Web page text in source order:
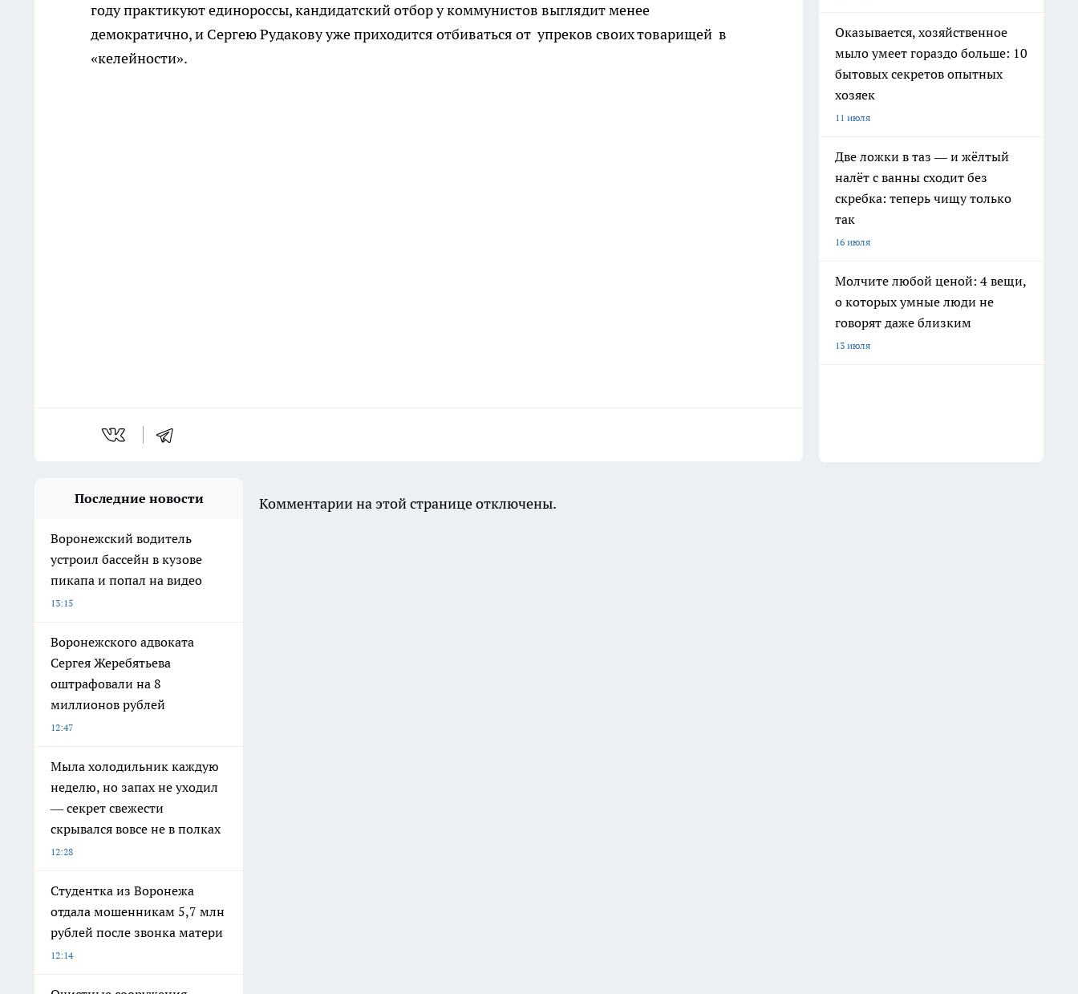
году практикуют единороссы, кандидатский отбор у коммунистов выглядит менее
демократично, и Сергею Рудакову уже приходится отбиваться от упреков своих товарищей в
«келейности».
Оказывается, хозяйственное
мыло умеет гораздо больше: 10
бытовых секретов опытных
хозяек
11 июля
Две ложки в таз — и жёлтый
налёт с ванны сходит без
скребка: теперь чищу только
так
16 июля
Молчите любой ценой: 4 вещи,
о которых умные люди не
говорят даже близким
13 июля
Последние новости
Воронежский водитель
устроил бассейн в кузове
пикапа и попал на видео
13:15
Воронежского адвоката
Сергея Жеребятьева
оштрафовали на 8
миллионов рублей
12:47
Мыла холодильник каждую
неделю, но запах не уходил
— секрет свежести
скрывался вовсе не в полках
12:28
Студентка из Воронежа
отдала мошенникам 5,7 млн
рублей после звонка матери
12:14
Комментарии на этой странице отключены.